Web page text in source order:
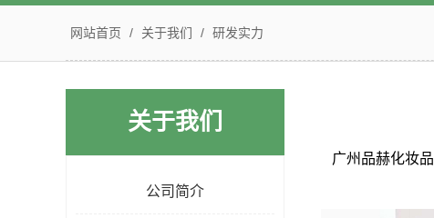
网站首页 / 关于我们 / 研发实力
关于我们
公司简介
广州品赫化妆品